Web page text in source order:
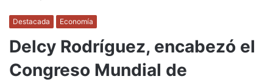
Destacada Economía
Delcy Rodríguez, encabezó el
Congreso Mundial de